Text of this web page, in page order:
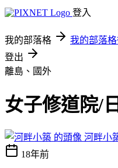
登入
我的部落格 我的部落
登出
離島、國外
女子修道院/
河畔小
18年前